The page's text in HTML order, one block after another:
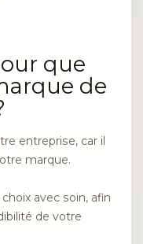
que
de
entreprise, car il
marque.
avec soin, afin
de votre